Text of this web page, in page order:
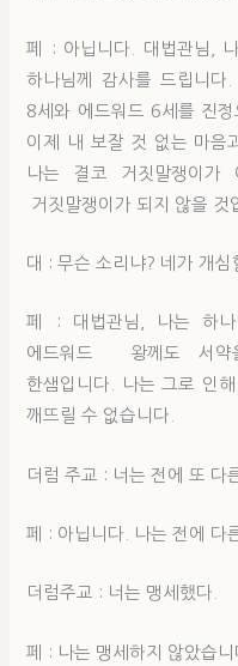
페 : 아닙니다. 대법관님,
하나님께 감사를 드립니
8세와 에드워드 6세를 진정
이제 내 보잘 것 없는 마음
나는 결코 거짓말쟁이가
거짓말쟁이가 되지 않을 것
대 : 무슨 소리냐? 네가 개
페 : 대법관님, 나는 하
에드워드 왕께도 서약
한샘입니다. 나는 그로 인
깨뜨릴 수 없습니다.
더럼 주교 : 너는 전에 또 다
페 : 아닙니다. 나는 전에 다
더럼주교 : 너는 맹세했다.
페 : 나는 맹세하지 않았습니